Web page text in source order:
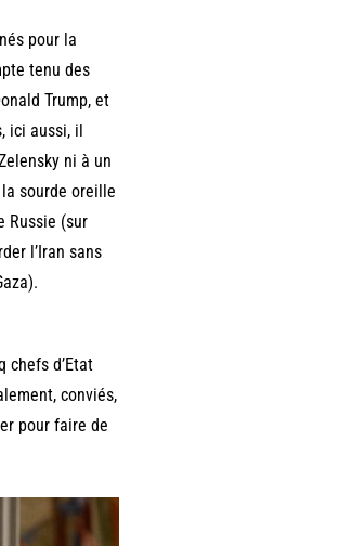
pour la
tenu des
Trump, et
ici aussi, il
ni à un
sourde oreille
Russie (sur
l’Iran sans
chefs d’Etat
conviés,
pour faire de